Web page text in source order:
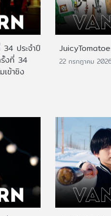
ประจำปี
งที่ 34
เข้าชิง
22 กรกฎาคม